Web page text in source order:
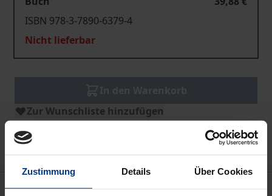
Zustimmung Details Über Cookies
ISBN 978-3-7890-6379-4
Nicht lieferbar
Zur Wunschliste hinzufügen
Beschreibung